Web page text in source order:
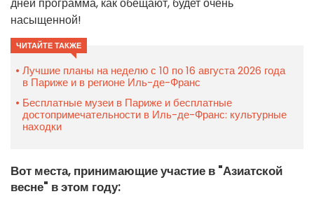
дней программа, как обещают, будет очень
насыщенной!
ЧИТАЙТЕ ТАКЖЕ
Лучшие планы на неделю с 10 по 16 августа 2026 года
в Париже и в регионе Иль-де-Франс
Бесплатные музеи в Париже и бесплатные
достопримечательности в Иль-де-Франс: культурные
находки
Вот места, принимающие участие в "Азиатской
весне" в этом году: